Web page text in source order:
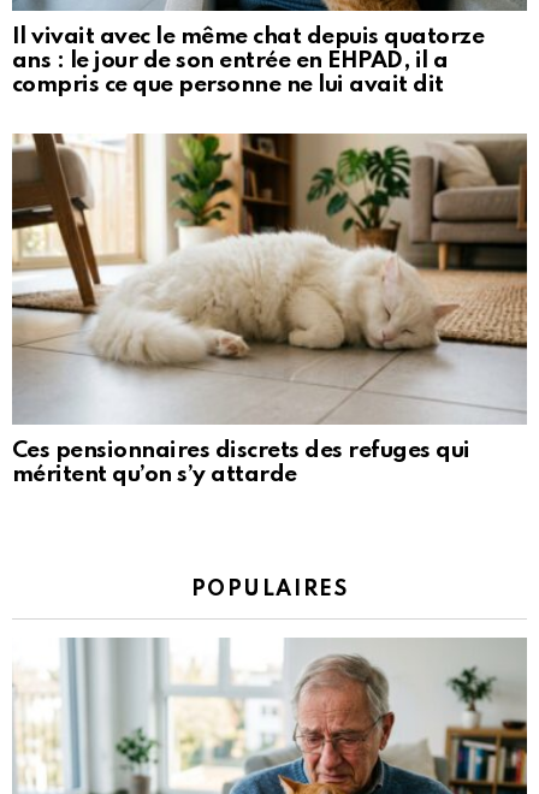
Il vivait avec le même chat depuis quatorze
ans : le jour de son entrée en EHPAD, il a
compris ce que personne ne lui avait dit
Ces pensionnaires discrets des refuges qui
méritent qu’on s’y attarde
POPULAIRES